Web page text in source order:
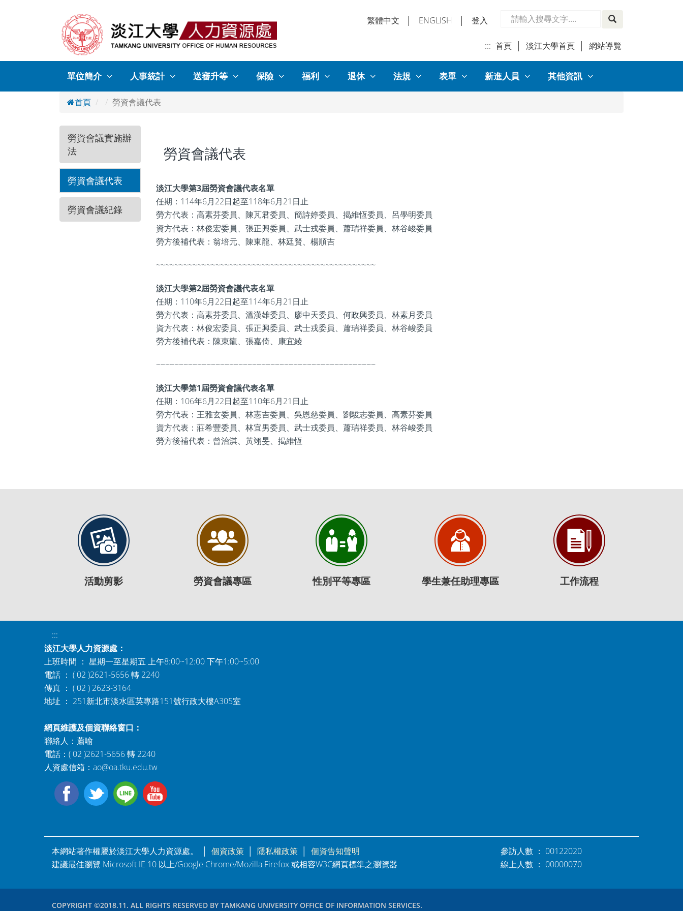
繁體中文 ENGLISH 登入
::: 首頁 淡江大學首頁 網站導覽
單位簡介 人事統計 送審升等 保險 福利 退休 法規 表單 新進人員 其他資訊
首頁 勞資會議代表
勞資會議實施辦
法
勞資會議代表
勞資會議紀錄
勞資會議代表
淡江大學第3屆勞資會議代表名單
任期：114年6月22日起至118年6月21日止
勞方代表：高素芬委員、陳芃君委員、
簡詩婷委員、 揭維恆委員、呂學明委員
資方代表：林俊宏委員、張正興委員、武士戎委員、蕭瑞祥委員、林谷峻委員
勞方後補代表：翁培元、陳東龍、林廷賢、楊順吉
~~~~~~~~~~~~~~~~~~~~~~~~~~~~~~~~~~~~~~~~~~~~~~~~
淡江大學第2屆勞資會議代表名單
任期：110年6月22日起至114年6月21日止
勞方代表：高素芬委員、溫漢雄委員、廖中天委員、何政興委員、林素月委員
資方代表：林俊宏委員、張正興委員、武士戎委員、蕭瑞祥委員、林谷峻委員
勞方後補代表：陳東龍、張嘉倚、康宜綾
~~~~~~~~~~~~~~~~~~~~~~~~~~~~~~~~~~~~~~~~~~~~~~~~
淡江大學第1屆勞資會議代表名單
任期：106年6月22日起至110年6月21日止
勞方代表：王雅玄委員、林憲吉委員、吳恩慈委員、劉駿志委員、高素芬委員
資方代表：莊希豐委員、林宜男委員、武士戎委員、蕭瑞祥委員、林谷峻委員
勞方後補代表：曾治淇、黃翊旻、揭維恆
活動剪影 勞資會議專區 性別平等專區 學生兼任助理專區 工作流程
:::
淡江大學人力資源處：
上班時間 ： 星期一至星期五 上午8:00~12:00 下午1:00~5:00
電話 ： ( 02 )2621-5656 轉 2240
傳真 ： ( 02 ) 2623-3164
地址 ： 251新北市淡水區英專路151號行政大樓A305室
網頁維護及個資聯絡窗口：
聯絡人：蕭喻
電話：( 02 )2621-5656 轉 2240
人資處信箱： ao@oa.tku.edu.tw
本網站著作權屬於淡江大學人力資源處。 │ 個資政策 隱私權政策
個資告知聲明
建議最佳瀏覽 Microsoft IE 10 以上/Google Chrome/Mozilla Firefox 或相容W3C網頁標準之瀏覽器
參訪人數 ： 00122020
線上人數 ： 00000070
COPYRIGHT ©2018.11. ALL RIGHTS RESERVED BY TAMKANG UNIVERSITY OFFICE OF INFORMATION SERVICES.